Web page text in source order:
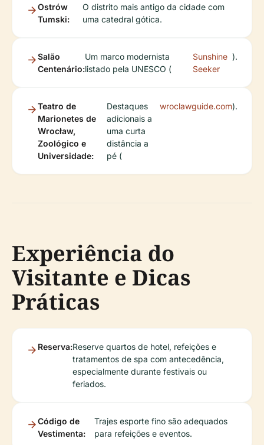
Ostrów
Tumski:
O distrito mais antigo da cidade com
uma catedral gótica.
Salão
Centenário:
Um marco modernista
listado pela UNESCO (
Sunshine
Seeker
).
Teatro de
Marionetes de
Wrocław,
Zoológico e
Universidade:
Destaques
adicionais a
uma curta
distância a
pé (
wroclawguide.com).
Experiência do
Visitante e Dicas
Práticas
Reserva:Reserve quartos de hotel, refeições e
tratamentos de spa com antecedência,
especialmente durante festivais ou
feriados.
Código de
Vestimenta:
Trajes esporte fino são adequados
para refeições e eventos.